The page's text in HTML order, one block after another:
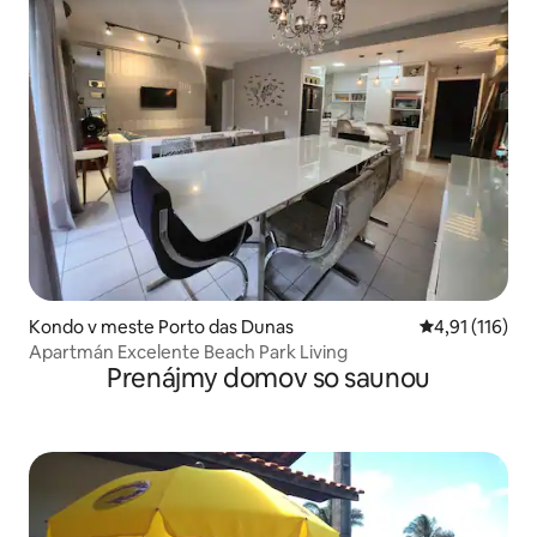
Kondo v meste Porto das Dunas Priemerné
4,91 (116)
Apartmán Excelente Beach Park Living
Prenájmy domov so saunou